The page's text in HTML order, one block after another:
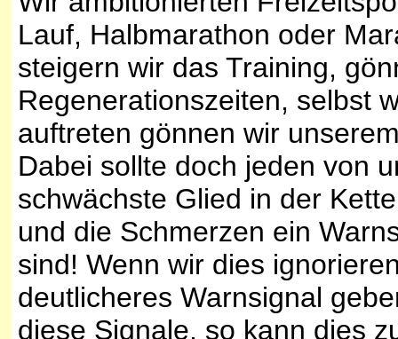
Lauf, Halbmarathon oder
steigern wir das Training,
Regenerationszeiten, selbst
auftreten gönnen wir
Dabei sollte doch jeden von
schwächste Glied in der
und die Schmerzen ein
sind! Wenn wir dies
deutlicheres Warnsignal
diese Signale, so kann dies